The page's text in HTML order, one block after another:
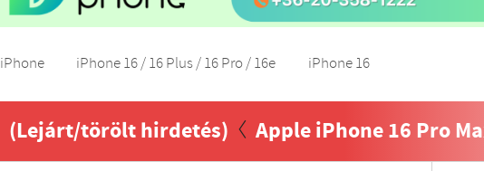
iPhone iPhone 16 / 16 Plus / 16 Pro / 16e iPhone 16
(Lejárt/törölt hirdetés) Apple iPhone 16 Pro